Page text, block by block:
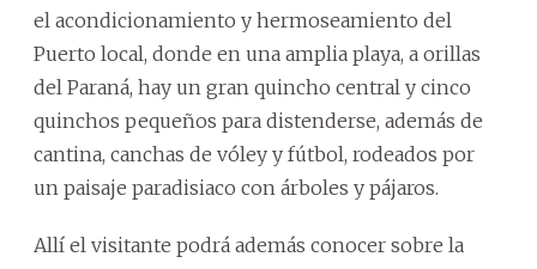
el acondicionamiento y hermoseamiento del
Puerto local, donde en una amplia playa, a orillas
del Paraná, hay un gran quincho central y cinco
quinchos pequeños para distenderse, además de
cantina, canchas de vóley y fútbol, rodeados por
un paisaje paradisiaco con árboles y pájaros.
Allí el visitante podrá además conocer sobre la